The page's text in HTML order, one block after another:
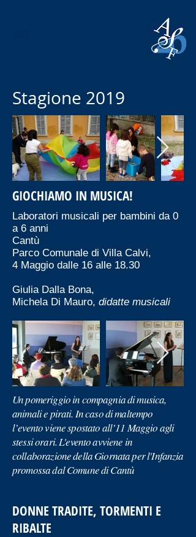
Stagione 2019
GIOCHIAMO IN MUSICA!
Laboratori musicali per bambini da 0
a 6 anni
Cantù
Parco Comunale di Villa Calvi,
4 Maggio dalle 16 alle 18.30
Giulia Dalla Bona,
Michela Di Mauro, didatte musicali
Un pomeriggio in compagnia di musica,
animali e pirati. In caso di maltempo
l’evento viene spostato all’11 Maggio agli
stessi orari. L'evento avviene in
collaborazione della Giornata per l'Infanzia
promossa dal Comune di Cantù
DONNE TRADITE, TORMENTI E
RIBALTE